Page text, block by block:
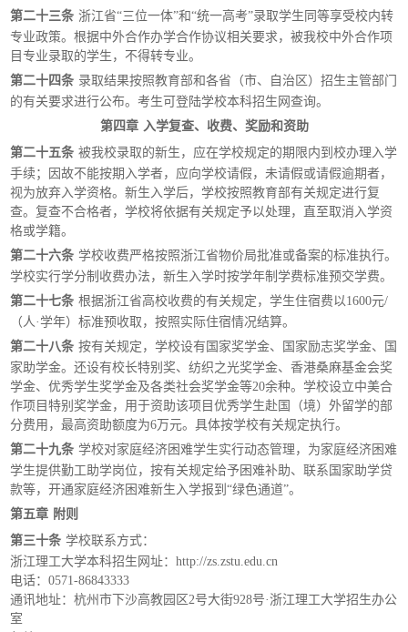
第二十三条 浙江省“三位一体”和“统一高考”录取学生同等享受校内转
专业政策。根据中外合作办学合作协议相关要求，被我校中外合作项
目专业录取的学生，不得转专业。
第二十四条 录取结果按照教育部和各省（市、自治区）招生主管部门
的有关要求进行公布。考生可登陆学校本科招生网查询。
第四章 入学复查、收费、奖励和资助
第二十五条 被我校录取的新生，应在学校规定的期限内到校办理入学
手续；因故不能按期入学者，应向学校请假，未请假或请假逾期者，
视为放弃入学资格。新生入学后，学校按照教育部有关规定进行复
查。复查不合格者，学校将依据有关规定予以处理，直至取消入学资
格或学籍。
第二十六条 学校收费严格按照浙江省物价局批准或备案的标准执行。
学校实行学分制收费办法，新生入学时按学年制学费标准预交学费。
第二十七条 根据浙江省高校收费的有关规定，学生住宿费以1600元/
（人·学年）标准预收取，按照实际住宿情况结算。
第二十八条 按有关规定，学校设有国家奖学金、国家励志奖学金、国
家助学金。还设有校长特别奖、纺织之光奖学金、香港桑麻基金会奖
学金、优秀学生奖学金及各类社会奖学金等20余种。学校设立中美合
作项目特别奖学金，用于资助该项目优秀学生赴国（境）外留学的部
分费用，最高资助额度为6万元。具体按学校有关规定执行。
第二十九条 学校对家庭经济困难学生实行动态管理，为家庭经济困难
学生提供勤工助学岗位，按有关规定给予困难补助、联系国家助学贷
款等，开通家庭经济困难新生入学报到“绿色通道”。
第五章 附则
第三十条 学校联系方式：
浙江理工大学本科招生网址：http://zs.zstu.edu.cn
电话：0571-86843333
通讯地址：杭州市下沙高教园区2号大街928号·浙江理工大学招生办公
室